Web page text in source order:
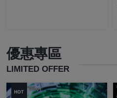
優惠專區
LIMITED OFFER